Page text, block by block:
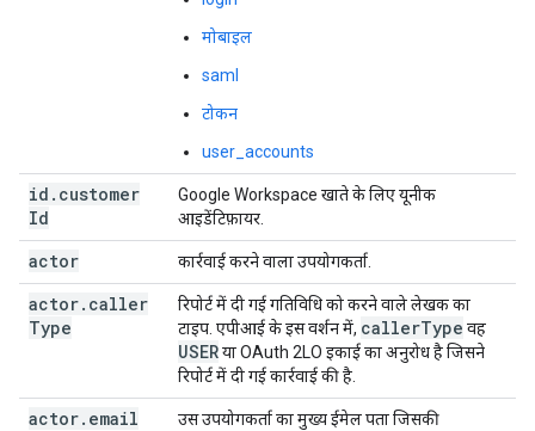
मोबाइल
saml
टोकन
user_accounts
id . customer
Id
Google Workspace खाते के लिए यूनीक
आइडेंटिफ़ायर.
actor कार्रवाई करने वाला उपयोगकर्ता.
actor. caller
Type
रिपोर्ट में दी गई गतिविधि को करने वाले लेखक का
टाइप. एपीआई के इस वर्शन में, callerType वह
USERया OAuth 2LO इकाई का अनुरोध है जिसने
रिपोर्ट में दी गई कार्रवाई की है.
actor. email
उस उपयोगकर्ता का मुख्य ईमेल पता जिसकी